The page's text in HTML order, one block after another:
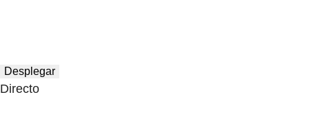
Desplegar
Directo